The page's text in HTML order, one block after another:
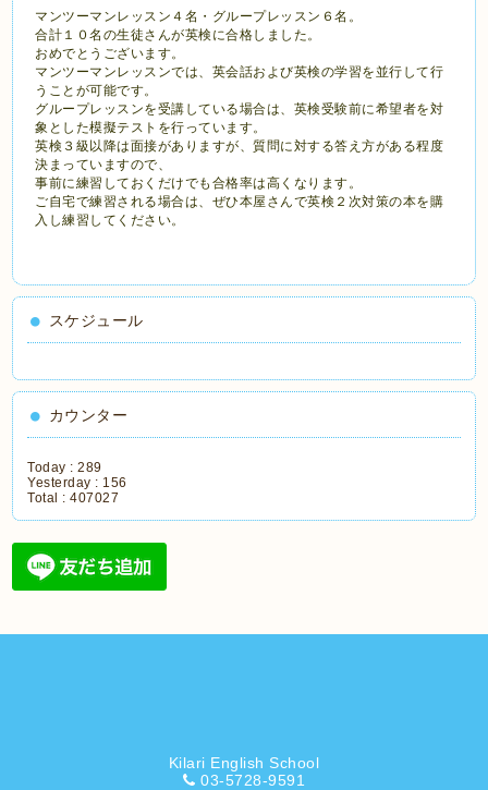
マンツーマンレッスン４名・グループレッスン６名。
合計１０名の生徒さんが英検に合格しました。
おめでとうございます。
マンツーマンレッスンでは、英会話および英検の学習を並行して行
うことが可能です。
グループレッスンを受講している場合は、英検受験前に希望者を対
象とした模擬テストを行っています。
英検３級以降は面接がありますが、質問に対する答え方がある程度
決まっていますので、
事前に練習しておくだけでも合格率は高くなります。
ご自宅で練習される場合は、ぜひ本屋さんで英検２次対策の本を購
入し練習してください。
スケジュール
カウンター
Today :289
Yesterday : 156
Total :407027
Kilari English School
03-5728-9591